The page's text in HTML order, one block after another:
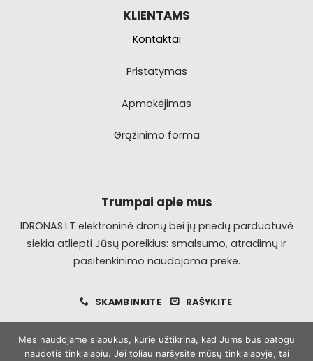
KLIENTAMS
Kontaktai
Pristatymas
Apmokėjimas
Grąžinimo forma
Trumpai apie mus
1DRONAS.LT elektroninė dronų bei jų priedų parduotuvė
siekia atliepti Jūsų poreikius: smalsumo, atradimų ir
pasitenkinimo naudojama preke.
SKAMBINKITE RAŠYKITE
Mes naudojame slapukus, kurie užtikrina, kad Jums bus patogu
naudotis tinklalapiu. Jei toliau naršysite mūsų tinklalapyje, tai